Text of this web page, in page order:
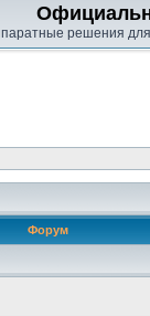
решения
Форум